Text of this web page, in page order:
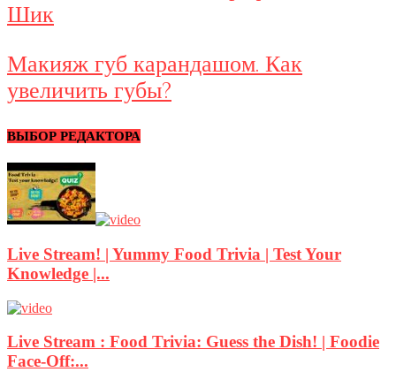
Шик
Макияж губ карандашом. Как
увеличить губы?
ВЫБОР РЕДАКТОРА
Live Stream! | Yummy Food Trivia | Test Your
Knowledge |...
Live Stream : Food Trivia: Guess the Dish! | Foodie
Face-Off:...